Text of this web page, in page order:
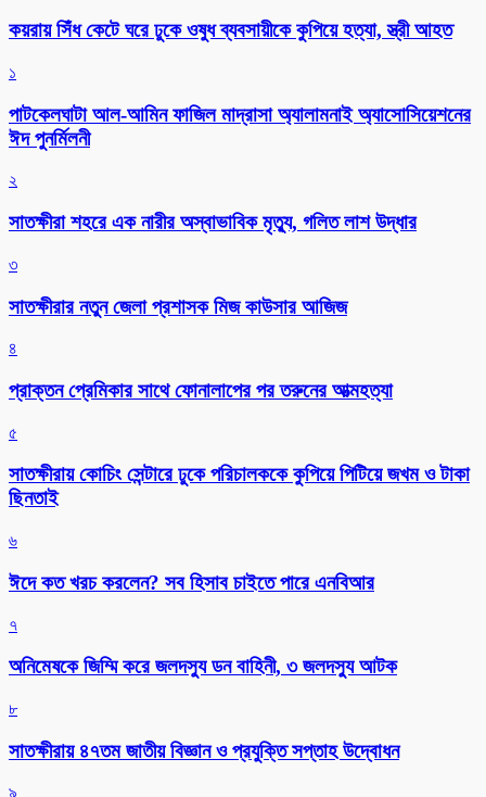
কয়রায় সিঁধ কেটে ঘরে ঢুকে ওষুধ ব্যবসায়ীকে কুপিয়ে হত্যা, স্ত্রী আহত
১
পাটকেলঘাটা আল-আমিন ফাজিল মাদ্রাসা অ্যালামনাই অ্যাসোসিয়েশনের
ঈদ পুনর্মিলনী
২
সাতক্ষীরা শহরে এক নারীর অস্বাভাবিক মৃত্যু, গলিত লাশ উদ্ধার
৩
সাতক্ষীরার নতুন জেলা প্রশাসক মিজ কাউসার আজিজ
৪
প্রাক্তন প্রেমিকার সাথে ফোনালাপের পর তরুনের আত্মহত্যা
৫
সাতক্ষীরায় কোচিং সেন্টারে ঢুকে পরিচালককে কুপিয়ে পিটিয়ে জখম ও টাকা
ছিনতাই
৬
ঈদে কত খরচ করলেন? সব হিসাব চাইতে পারে এনবিআর
৭
অনিমেষকে জিম্মি করে জলদস্যু ডন বাহিনী, ৩ জলদস্যু আটক
৮
সাতক্ষীরায় ৪৭তম জাতীয় বিজ্ঞান ও প্রযুক্তি সপ্তাহ উদ্বোধন
৯